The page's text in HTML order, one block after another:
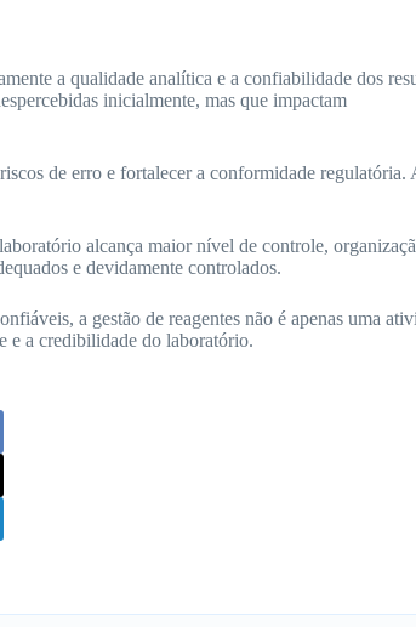
a qualidade analítica e a confiabilidade dos
inicialmente, mas que impactam
de erro e fortalecer a conformidade regulatória.
alcança maior nível de controle,
e devidamente controlados.
a gestão de reagentes não é apenas uma
e a credibilidade do laboratório.